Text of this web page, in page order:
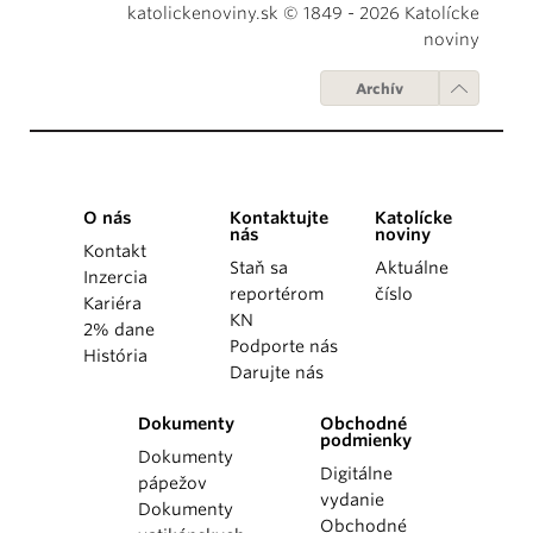
katolickenoviny.sk © 1849 - 2026 Katolícke
noviny
Archív
O nás
Kontakt
Inzercia
Kariéra
2% dane
História
Kontaktujte
nás
Staň sa
reportérom
KN
Podporte nás
Darujte nás
Katolícke
noviny
Aktuálne
číslo
Dokumenty
Dokumenty
pápežov
Dokumenty
Obchodné
podmienky
Digitálne
vydanie
Obchodné